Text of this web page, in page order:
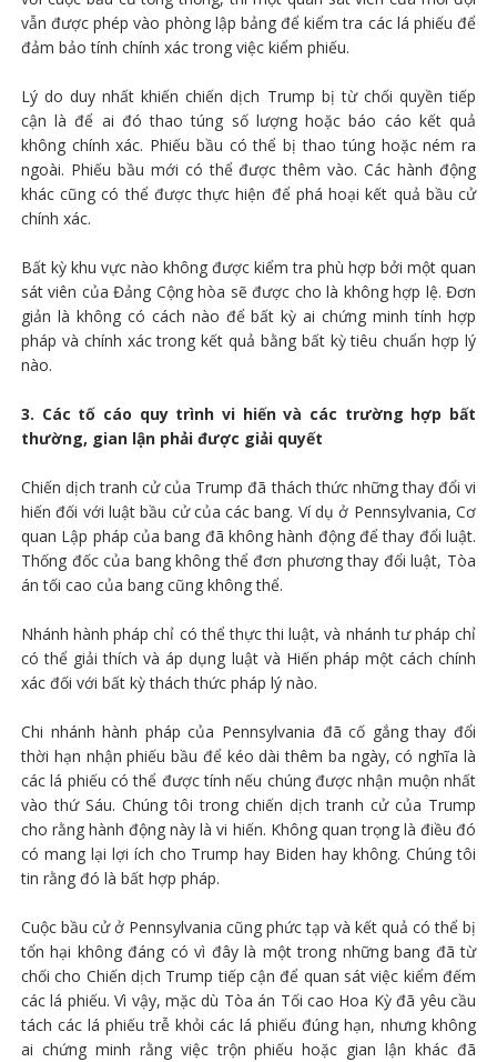
vẫn được phép vào phòng lập bảng để kiểm tra các lá phiếu để
đảm bảo tính chính xác trong việc kiểm phiếu.
Lý do duy nhất khiến chiến dịch Trump bị từ chối quyền tiếp
cận là để ai đó thao túng số lượng hoặc báo cáo kết quả
không chính xác. Phiếu bầu có thể bị thao túng hoặc ném ra
ngoài. Phiếu bầu mới có thể được thêm vào. Các hành động
khác cũng có thể được thực hiện để phá hoại kết quả bầu cử
chính xác.
Bất kỳ khu vực nào không được kiểm tra phù hợp bởi một quan
sát viên của Đảng Cộng hòa sẽ được cho là không hợp lệ. Đơn
giản là không có cách nào để bất kỳ ai chứng minh tính hợp
pháp và chính xác trong kết quả bằng bất kỳ tiêu chuẩn hợp lý
nào.
3. Các tố cáo quy trình vi hiến và các trường hợp bất
thường, gian lận phải được giải quyết
Chiến dịch tranh cử của Trump đã thách thức những thay đổi vi
hiến đối với luật bầu cử của các bang. Ví dụ ở Pennsylvania, Cơ
quan Lập pháp của bang đã không hành động để thay đổi luật.
Thống đốc của bang không thể đơn phương thay đổi luật, Tòa
án tối cao của bang cũng không thể.
Nhánh hành pháp chỉ có thể thực thi luật, và nhánh tư pháp chỉ
có thể giải thích và áp dụng luật và Hiến pháp một cách chính
xác đối với bất kỳ thách thức pháp lý nào.
Chi nhánh hành pháp của Pennsylvania đã cố gắng thay đổi
thời hạn nhận phiếu bầu để kéo dài thêm ba ngày, có nghĩa là
các lá phiếu có thể được tính nếu chúng được nhận muộn nhất
vào thứ Sáu. Chúng tôi trong chiến dịch tranh cử của Trump
cho rằng hành động này là vi hiến. Không quan trọng là điều đó
có mang lại lợi ích cho Trump hay Biden hay không. Chúng tôi
tin rằng đó là bất hợp pháp.
Cuộc bầu cử ở Pennsylvania cũng phức tạp và kết quả có thể bị
tổn hại không đáng có vì đây là một trong những bang đã từ
chối cho Chiến dịch Trump tiếp cận để quan sát việc kiểm đếm
các lá phiếu. Vì vậy, mặc dù Tòa án Tối cao Hoa Kỳ đã yêu cầu
tách các lá phiếu trễ khỏi các lá phiếu đúng hạn, nhưng không
ai chứng minh rằng việc trộn phiếu hoặc gian lận khác đã